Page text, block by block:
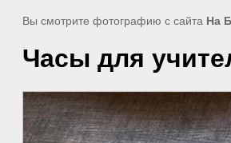
Вы смотрите фотографию с сайта На
Часы для